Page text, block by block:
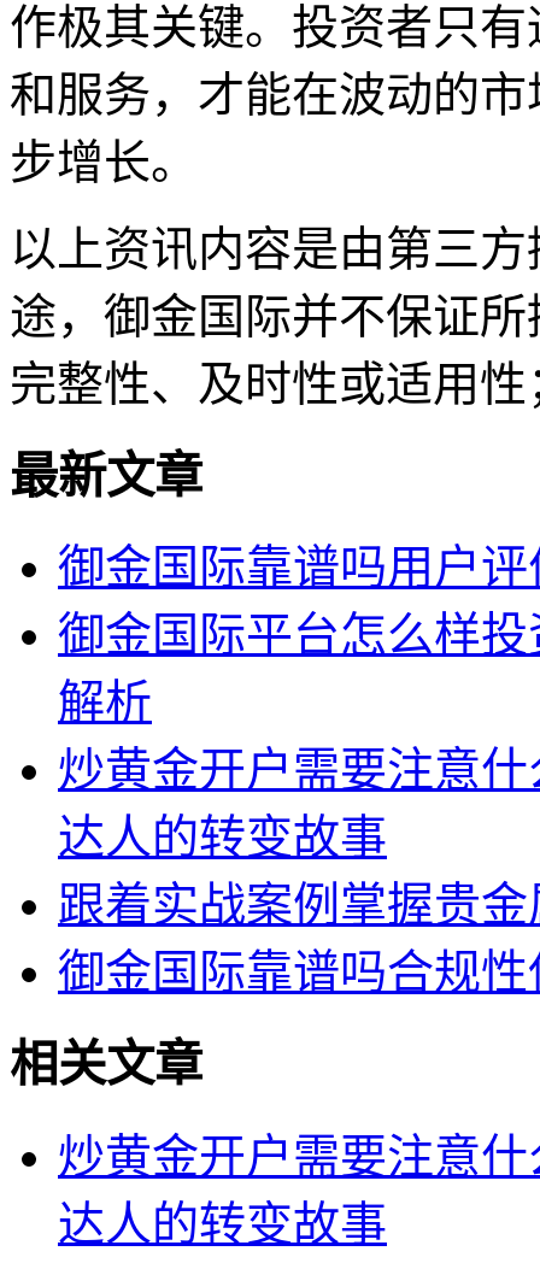
作极其关键。投资者只
和服务，才能在波动的
步增长。
以上资讯内容是由第三
途，御金国际并不保证
完整性、及时性或适用
最新文章
御金国际靠谱吗用户
御金国际平台怎么样
解析
炒黄金开户需要注意
达人的转变故事
跟着实战案例掌握贵
御金国际靠谱吗合规
相关文章
炒黄金开户需要注意
达人的转变故事